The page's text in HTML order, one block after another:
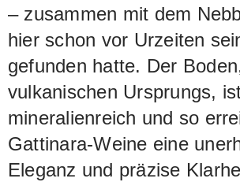
– zusammen mit dem
hier schon vor Urzeiten
gefunden hatte. Der
vulkanischen Ursprungs,
mineralienreich und so
Gattinara-Weine eine
Eleganz und präzise